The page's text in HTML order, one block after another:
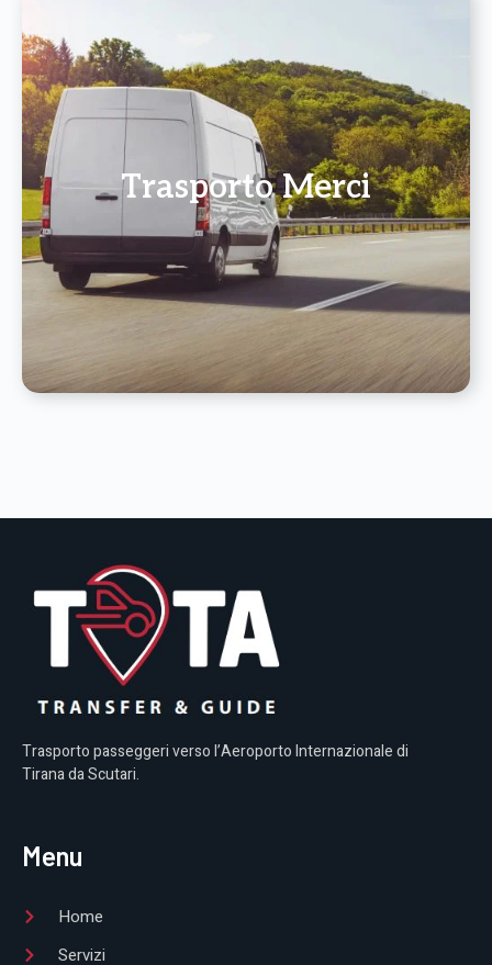
Trasporto Merci
Trasporto passeggeri verso l’Aeroporto Internazionale di
Tirana da Scutari.
Menu
Home
Servizi